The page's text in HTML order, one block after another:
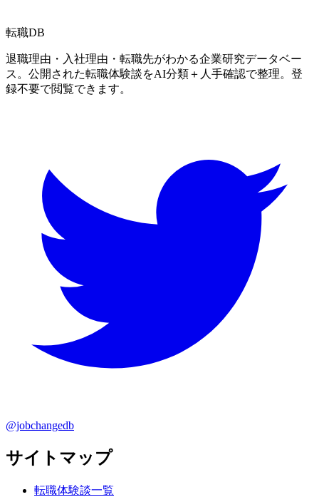
転職DB
退職理由・入社理由・転職先がわかる企業研究データベー
ス。公開された転職体験談をAI分類＋人手確認で整理。登
録不要で閲覧できます。
@jobchangedb
サイトマップ
転職体験談一覧